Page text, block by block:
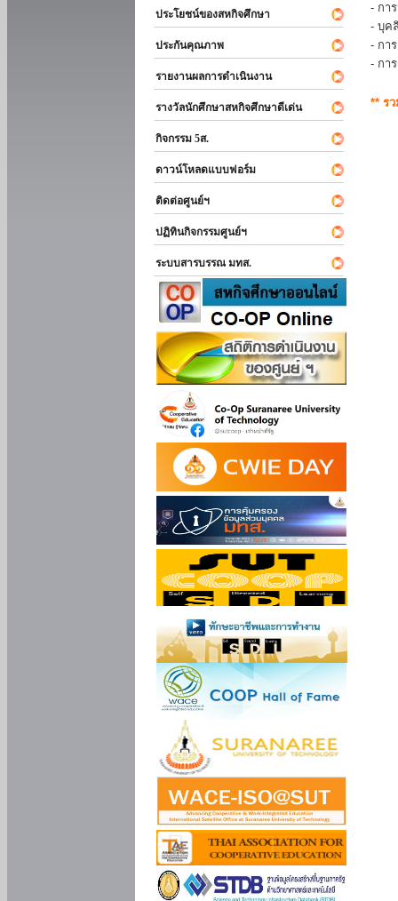
ประโยชน์ของสหกิจศึกษา
ประกันคุณภาพ
รายงานผลการดำเนินงาน
รางวัลนักศึกษาสหกิจศึกษาดีเด่น
กิจกรรม 5ส.
ดาวน์โหลดแบบฟอร์ม
ติดต่อศูนย์ฯ
ปฏิทินกิจกรรมศูนย์ฯ
ระบบสารบรรณ มทส.
- กา
- บุค
- กา
- กา
** ร